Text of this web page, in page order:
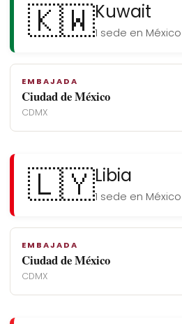
🇰🇼Kuwait
1 sede en México
EMBAJADA
Ciudad de México
CDMX
🇱🇾Libia
1 sede en México
EMBAJADA
Ciudad de México
CDMX